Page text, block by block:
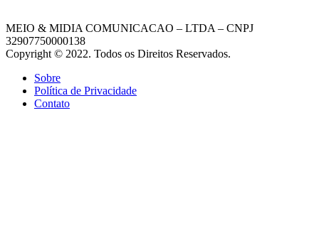
MEIO & MIDIA COMUNICACAO – LTDA – CNPJ
32907750000138
Copyright © 2022. Todos os Direitos Reservados.
Sobre
Política de Privacidade
Contato